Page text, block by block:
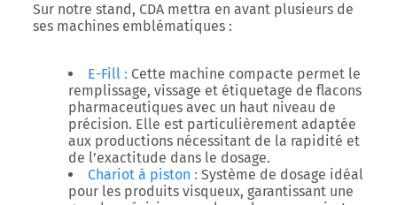
Sur notre stand, CDA mettra en avant plusieurs de
ses machines emblématiques :
E-Fill : Cette machine compacte permet le
remplissage, vissage et étiquetage de flacons
pharmaceutiques avec un haut niveau de
précision. Elle est particulièrement adaptée
aux productions nécessitant de la rapidité et
de l’exactitude dans le dosage.
Chariot à piston : Système de dosage idéal
pour les produits visqueux, garantissant une